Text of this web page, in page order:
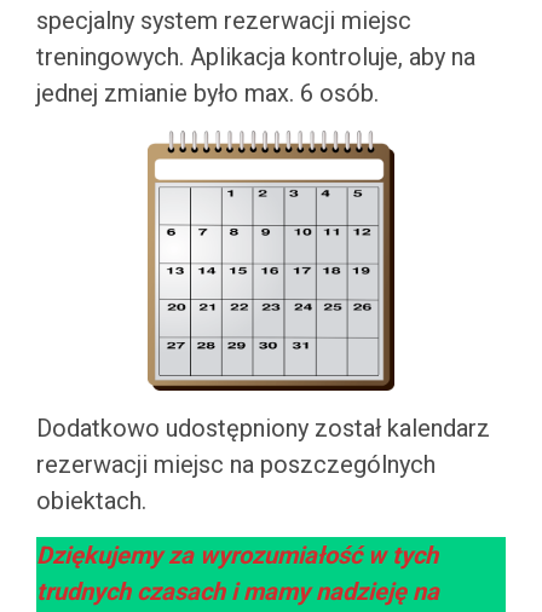
specjalny system rezerwacji miejsc
treningowych. Aplikacja kontroluje, aby na
jednej zmianie było max. 6 osób.
Dodatkowo udostępniony został kalendarz
rezerwacji miejsc na poszczególnych
obiektach.
Dziękujemy za wyrozumiałość w tych
trudnych czasach i mamy nadzieję na